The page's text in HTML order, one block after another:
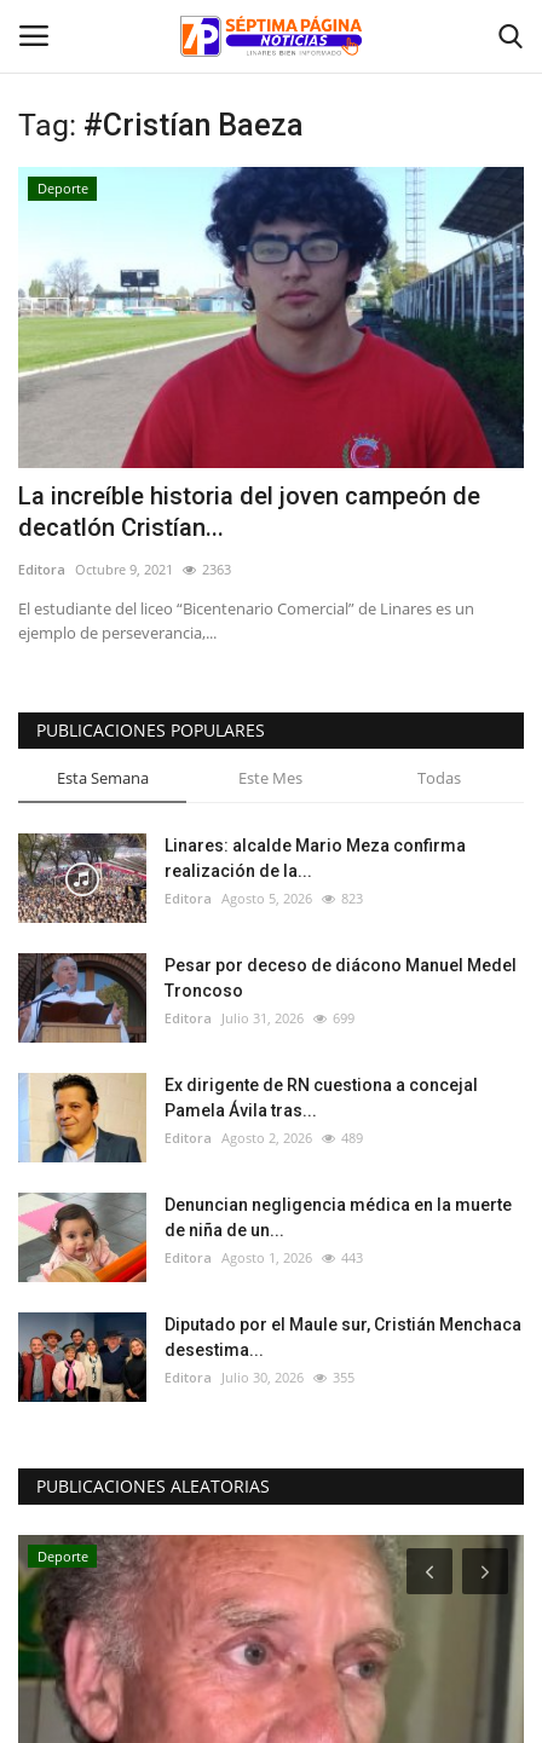
Inicio
Policial
Tribunales
Deporte
Política
Espectáculos
Tag: #Cristían Baeza
Deporte
La increíble historia del joven campeón de
decatlón Cristían...
Editora Octubre 9, 2021 2363
El estudiante del liceo “Bicentenario Comercial” de Linares es un
ejemplo de perseverancia,...
PUBLICACIONES POPULARES
Esta Semana Este Mes Todas
Linares: alcalde Mario Meza confirma
realización de la...
Editora Agosto 5, 2026 823
Pesar por deceso de diácono Manuel Medel
Troncoso
Editora Julio 31, 2026 699
Ex dirigente de RN cuestiona a concejal
Pamela Ávila tras...
Editora Agosto 2, 2026 489
Denuncian negligencia médica en la muerte
de niña de un...
Editora Agosto 1, 2026 443
Diputado por el Maule sur, Cristián Menchaca
desestima...
Editora Julio 30, 2026 355
PUBLICACIONES ALEATORIAS
Deporte